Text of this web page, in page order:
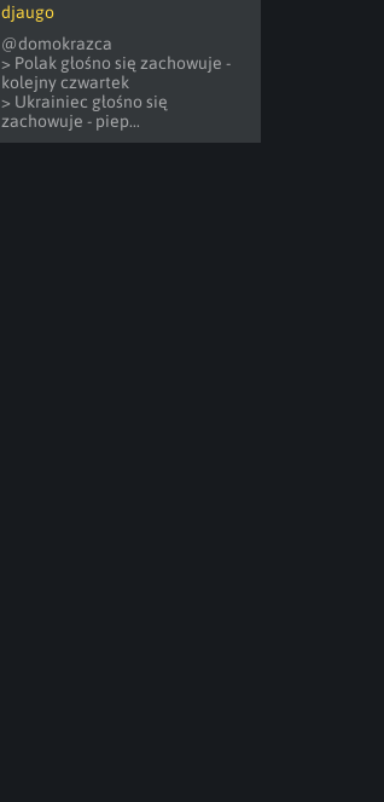
djaugo
@domokrazca
> Polak głośno się zachowuje -
kolejny czwartek
> Ukrainiec głośno się
zachowuje - piep...